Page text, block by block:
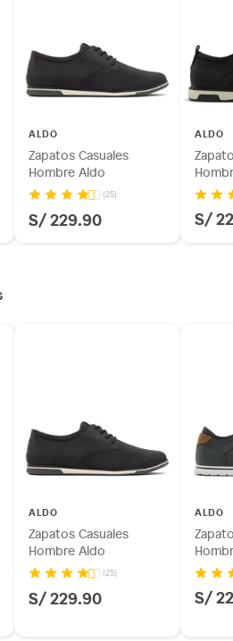
previamente instalados.
motorizadas.
ALDO
Zapatos Casuales
Hombre Aldo
(25)
S/ 229.90
ALDO
S/
ALDO
Zapatos Casuales
Hombre Aldo
(25)
S/ 229.90
ALDO
S/